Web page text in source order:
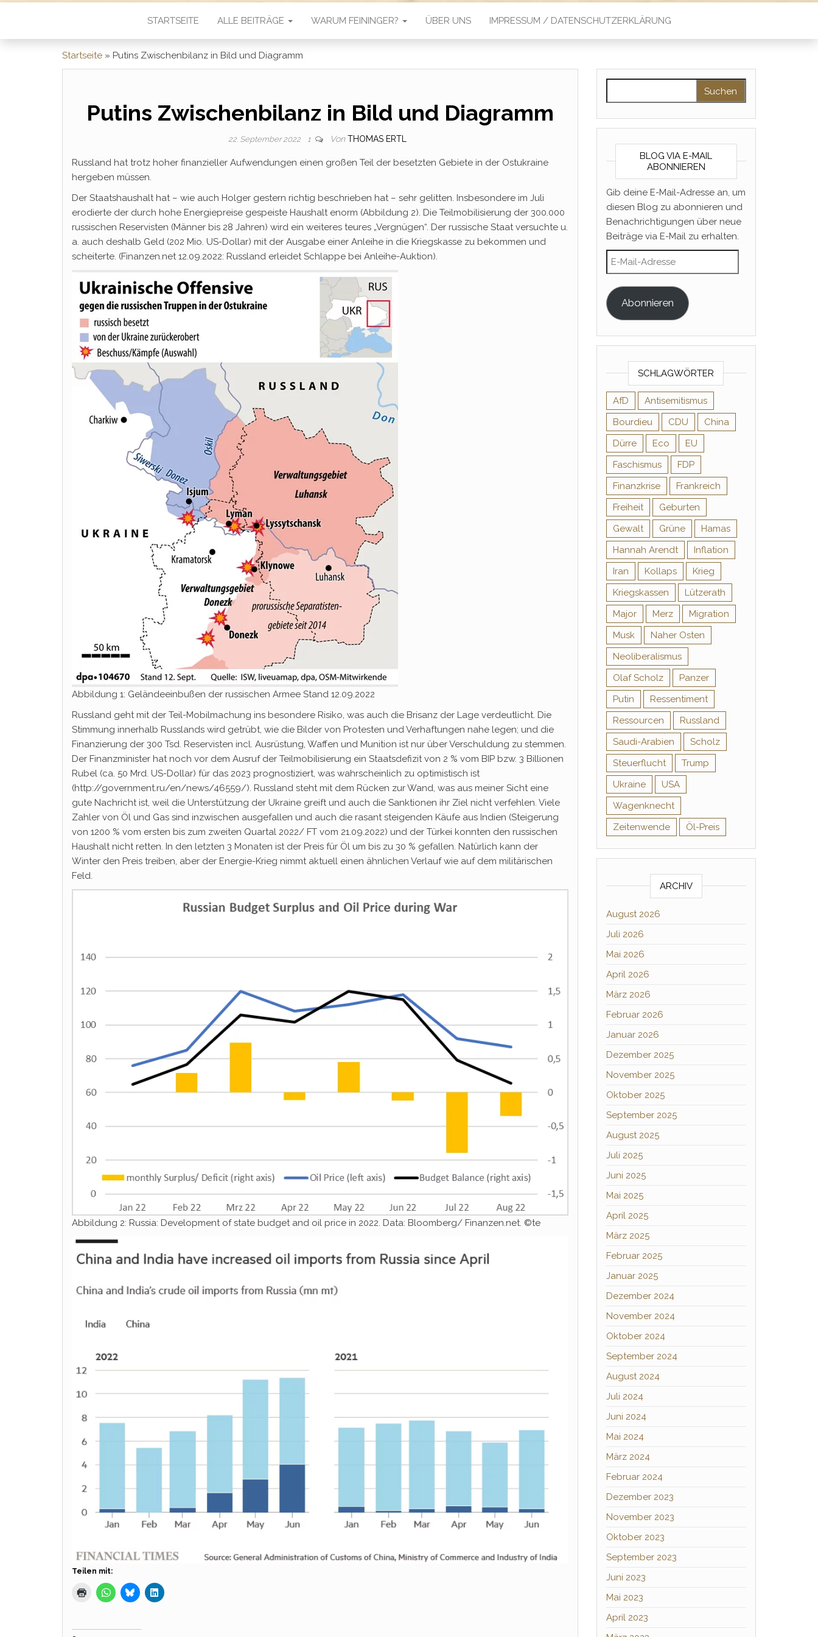
STARTSEITE ALLE BEITRÄGE WARUM FEININGER? ÜBER UNS IMPRESSUM / DATENSCHUTZERKLÄRUNG
Startseite » Putins Zwischenbilanz in Bild und Diagramm
Putins Zwischenbilanz in Bild und Diagramm
22. September 2022 1 Von THOMAS ERTL
Russland hat trotz hoher finanzieller Aufwendungen einen großen Teil der besetzten Gebiete in der Ostukraine
hergeben müssen.
Der Staatshaushalt hat – wie auch Holger gestern richtig beschrieben hat – sehr gelitten. Insbesondere im Juli
erodierte der durch hohe Energiepreise gespeiste Haushalt enorm (Abbildung 2). Die Teilmobilisierung der 300.000
russischen Reservisten (Männer bis 28 Jahren) wird ein weiteres teures „Vergnügen“. Der russische Staat versuchte u.
a. auch deshalb Geld (202 Mio. US-Dollar) mit der Ausgabe einer Anleihe in die Kriegskasse zu bekommen und
scheiterte. (Finanzen.net 12.09.2022: Russland erleidet Schlappe bei Anleihe-Auktion).
Abbildung 1: Geländeeinbußen der russischen Armee Stand 12.09.2022
Russland geht mit der Teil-Mobilmachung ins besondere Risiko, was auch die Brisanz der Lage verdeutlicht. Die
Stimmung innerhalb Russlands wird getrübt, wie die Bilder von Protesten und Verhaftungen nahe legen; und die
Finanzierung der 300 Tsd. Reservisten incl. Ausrüstung, Waffen und Munition ist nur über Verschuldung zu stemmen.
Der Finanzminister hat noch vor dem Ausruf der Teilmobilisierung ein Staatsdefizit von 2 % vom BIP bzw. 3 Billionen
Rubel (ca. 50 Mrd. US-Dollar) für das 2023 prognostiziert, was wahrscheinlich zu optimistisch ist
(http://government.ru/en/news/46559/). Russland steht mit dem Rücken zur Wand, was aus meiner Sicht eine
gute Nachricht ist, weil die Unterstützung der Ukraine greift und auch die Sanktionen ihr Ziel nicht verfehlen. Viele
Zahler von Öl und Gas sind inzwischen ausgefallen und auch die rasant steigenden Käufe aus Indien (Steigerung
von 1200 % vom ersten bis zum zweiten Quartal 2022/ FT vom 21.09.2022) und der Türkei konnten den russischen
Haushalt nicht retten. In den letzten 3 Monaten ist der Preis für Öl um bis zu 30 % gefallen. Natürlich kann der
Winter den Preis treiben, aber der Energie-Krieg nimmt aktuell einen ähnlichen Verlauf wie auf dem militärischen
Feld.
Abbildung 2: Russia: Development of state budget and oil price in 2022. Data: Bloomberg/ Finanzen.net. ©te
Teilen mit:
BLOG VIA E-MAIL
ABONNIEREN
Gib deine E-Mail-Adresse an, um
diesen Blog zu abonnieren und
Benachrichtigungen über neue
Beiträge via E-Mail zu erhalten.
E-Mail-Adresse
Abonnieren
SCHLAGWÖRTER
AfD
Antisemitismus
Bourdieu
CDU
China
Dürre
Eco
EU
Faschismus
FDP
Finanzkrise
Frankreich
Freiheit
Geburten
Gewalt
Grüne
Hamas
Hannah Arendt
Inflation
Iran
Kollaps
Krieg
Kriegskassen
Lützerath
Major
Merz
Migration
Musk
Naher Osten
Neoliberalismus
Olaf Scholz
Panzer
Putin
Ressentiment
Ressourcen
Russland
Saudi-Arabien
Scholz
Steuerflucht
Trump
Ukraine
USA
Wagenknecht
Zeitenwende
Öl-Preis
ARCHIV
August 2026
Juli 2026
Mai 2026
April 2026
März 2026
Februar 2026
Januar 2026
Dezember 2025
November 2025
Oktober 2025
September 2025
August 2025
Juli 2025
Juni 2025
Mai 2025
April 2025
März 2025
Februar 2025
Januar 2025
Dezember 2024
November 2024
Oktober 2024
September 2024
August 2024
Juli 2024
Juni 2024
Mai 2024
März 2024
Februar 2024
Dezember 2023
November 2023
Oktober 2023
September 2023
Juni 2023
Mai 2023
April 2023